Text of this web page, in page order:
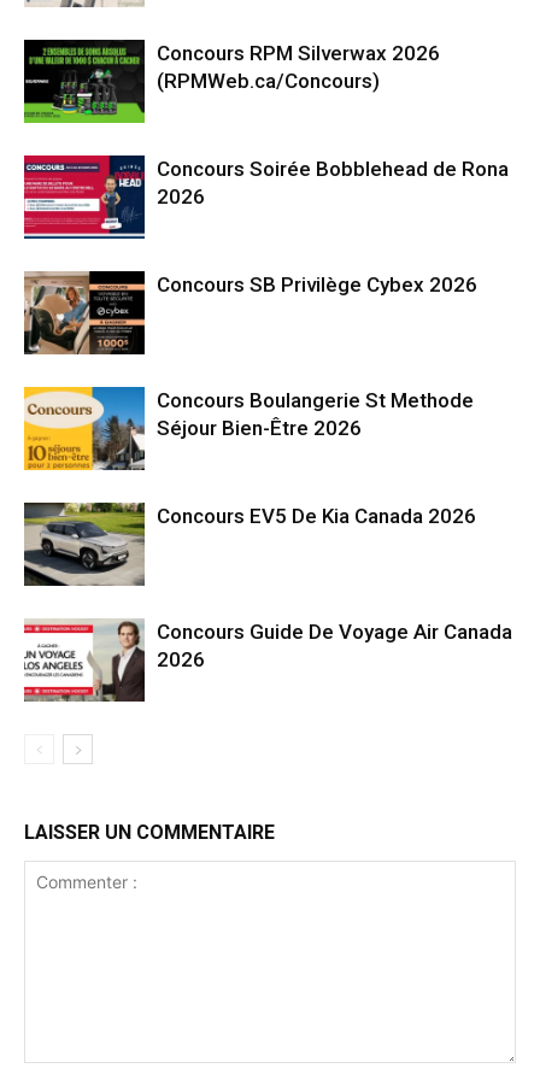
Concours RPM Silverwax 2026
(RPMWeb.ca/Concours)
Concours Soirée Bobblehead de Rona
2026
Concours SB Privilège Cybex 2026
Concours Boulangerie St Methode
Séjour Bien-Être 2026
Concours EV5 De Kia Canada 2026
Concours Guide De Voyage Air Canada
2026
LAISSER UN COMMENTAIRE